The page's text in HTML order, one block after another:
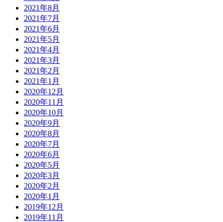
2021年8月
2021年7月
2021年6月
2021年5月
2021年4月
2021年3月
2021年2月
2021年1月
2020年12月
2020年11月
2020年10月
2020年9月
2020年8月
2020年7月
2020年6月
2020年5月
2020年3月
2020年2月
2020年1月
2019年12月
2019年11月